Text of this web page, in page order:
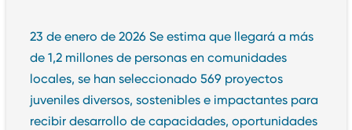
23 de enero de 2026 Se estima que llegará a más
de 1,2 millones de personas en comunidades
locales, se han seleccionado 569 proyectos
juveniles diversos, sostenibles e impactantes para
recibir desarrollo de capacidades, oportunidades